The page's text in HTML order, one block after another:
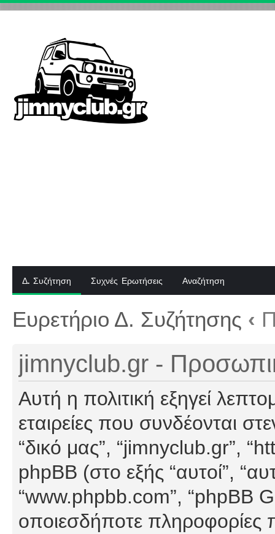
Δ. Συζήτηση Συχνές Ερωτήσεις Αναζήτηση
Ευρετήριο Δ. Συζήτησης ‹
jimnyclub.gr -
Αυτή η πολιτική εξηγεί
εταιρείες που συνδέονται
“δικό μας”, “jimnyclub.gr”,
phpBB (στο εξής “αυτοί”,
“www.phpbb.com”, “phpBB
οποιεσδήποτε πληροφορίες